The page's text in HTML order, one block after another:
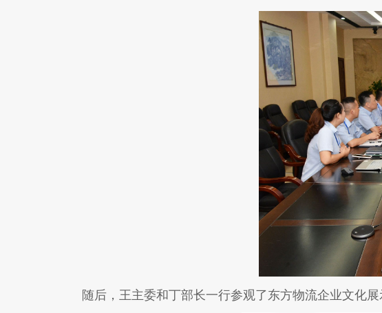
随后，王主委和丁部长一行参观了东方物流企业文化展